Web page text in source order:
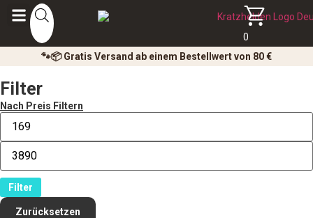
0
🐾📦 Gratis Versand ab einem Bestellwert von 80 €
Filter
Nach Preis Filtern
Filter
Zurücksetzen